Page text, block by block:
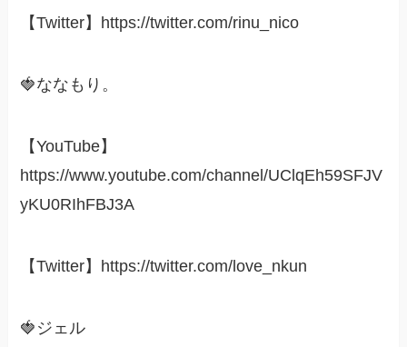
【Twitter】https://twitter.com/rinu_nico
🍓ななもり。
【YouTube】
https://www.youtube.com/channel/UClqEh59SFJV
yKU0RIhFBJ3A
【Twitter】https://twitter.com/love_nkun
🍓ジェル